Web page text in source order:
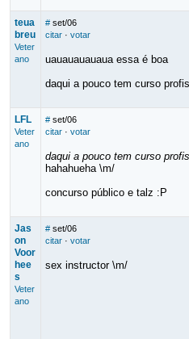
teua
breu
Veter
ano
# set/06
citar· votar
uauauauauaua essa é boa
daqui a pouco tem curso
LFL
Veter
ano
# set/06
citar· votar
daqui a pouco tem curso
hahahueha \m/
concurso público e talz :P
Jas
on
Voor
hee
s
Veter
ano
# set/06
citar· votar
sex instructor \m/